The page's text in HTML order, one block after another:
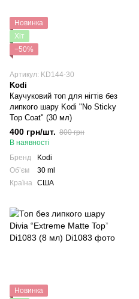
Новинка
Хіт
−50%
Артикул: KD144-30
Kodi
Каучуковий топ для нігтів без
липкого шару Kodi "No Sticky
Top Coat" (30 мл)
400 грн/шт. 800 грн
В наявності
Бренд
Kodi
Обʼєм
30 ml
Країна США
Новинка